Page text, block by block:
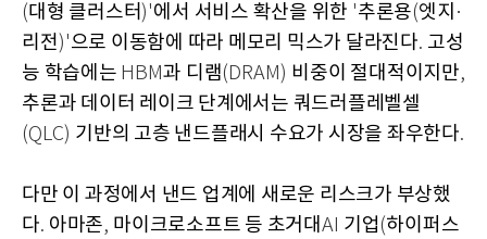
(대형 클러스터 )'에서 서비스 확산을 위한 '추론용(엣지 ·
리전)'으로 이동함에 따라 메모리 믹스가 달라진다. 고성
능 학습에는 HBM과 디램(DRAM) 비중이 절대적이지만,
추론과 데이터 레이크 단계에서는 쿼드러플레벨셀
(QLC) 기반의 고층 낸드플래시 수요가 시장을 좌우한다.
다만 이 과정에서 낸드 업계에 새로운 리스크가 부상했
다. 아마존, 마이크로소프트 등 초거대 AI 기업 (하이퍼스